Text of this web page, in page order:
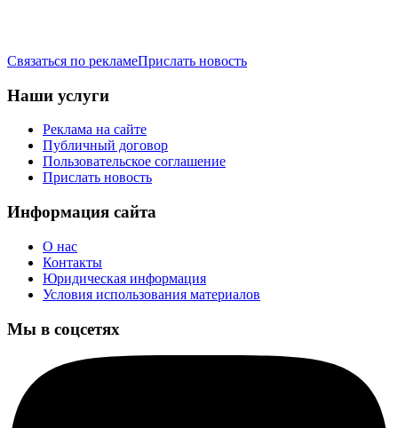
Связаться по рекламеПрислать новость
Наши услуги
Реклама на сайте
Публичный договор
Пользовательское соглашение
Прислать новость
Информация сайта
О нас
Контакты
Юридическая информация
Условия использования материалов
Мы в соцсетях